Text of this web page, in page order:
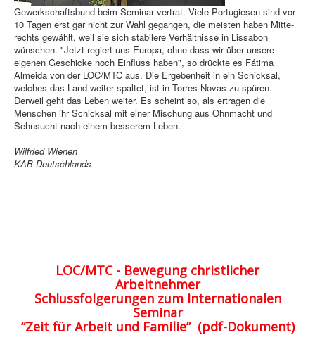
Gewerkschaftsbund beim Seminar vertrat. Viele Portugiesen sind vor
10 Tagen erst gar nicht zur Wahl gegangen, die meisten haben Mitte-
rechts gewählt, weil sie sich stabilere Verhältnisse in Lissabon
wünschen. "Jetzt regiert uns Europa, ohne dass wir über unsere
eigenen Geschicke noch Einfluss haben", so drückte es Fátima
Almeida von der LOC/MTC aus. Die Ergebenheit in ein Schicksal,
welches das Land weiter spaltet, ist in Torres Novas zu spüren.
Derweil geht das Leben weiter. Es scheint so, als ertragen die
Menschen ihr Schicksal mit einer Mischung aus Ohnmacht und
Sehnsucht nach einem besserem Leben.
Wilfried Wienen
KAB Deutschlands
LOC/MTC - Bewegung christlicher
Arbeitnehmer
Schlussfolgerungen zum Internationalen
Seminar
“Zeit für Arbeit und Familie” (pdf-Dokument)